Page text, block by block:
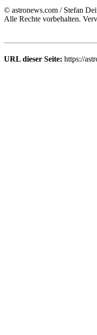
© astronews.com / Stefan
Alle Rechte vorbehalten.
URL dieser Seite: https://